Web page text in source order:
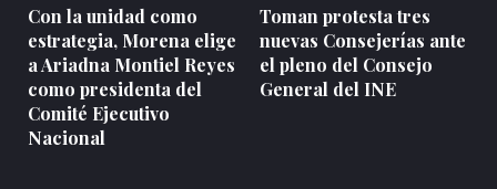
Con la unidad como
estrategia, Morena elige
a Ariadna Montiel Reyes
como presidenta del
Comité Ejecutivo
Nacional
Toman protesta tres
nuevas Consejerías ante
el pleno del Consejo
General del INE